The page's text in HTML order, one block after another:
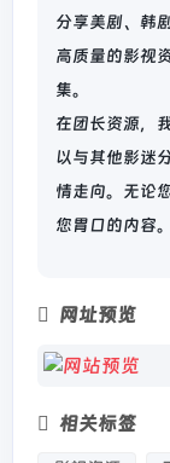
分享美剧、韩
高质量的影视
集。
在团长资源，
以与其他影迷
情走向。无论
您胃口的内容。
网址预览
相关标签